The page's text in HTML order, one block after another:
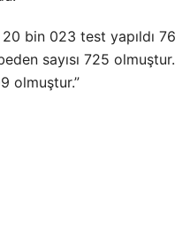
20 bin 023 test yapıldı 76
sayısı 725 olmuştur.
olmuştur.”